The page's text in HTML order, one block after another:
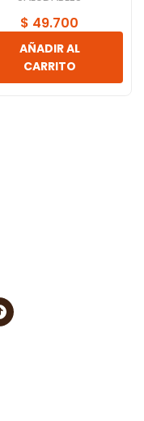
$ 49.700
AÑADIR AL
CARRITO